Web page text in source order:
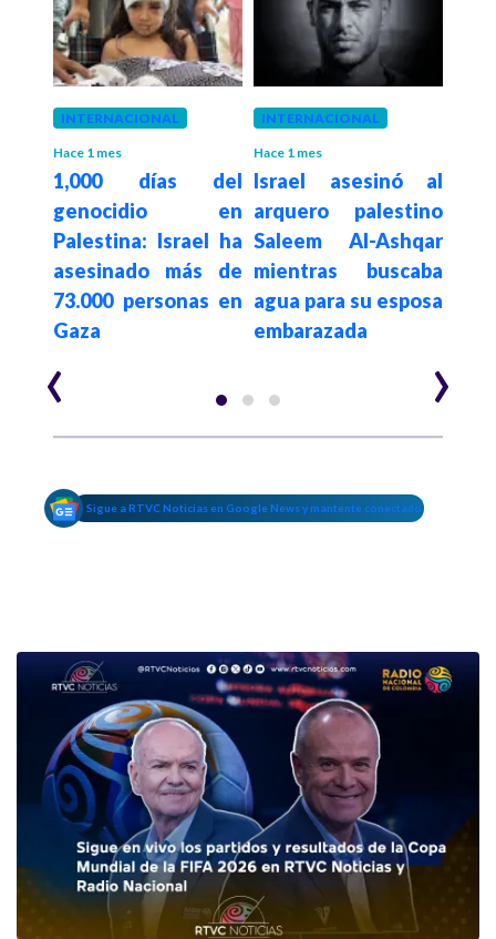
INTERNACIONAL
Hace 1 mes
1,000 días del
genocidio en
Palestina: Israel ha
asesinado más de
73.000 personas en
Gaza
INTERNACIONAL
Hace 1 mes
Israel asesinó al
arquero palestino
Saleem Al-Ashqar
mientras buscaba
agua para su esposa
embarazada
‹ ›
Sigue a RTVC Noticias en Google News y mantente conectado